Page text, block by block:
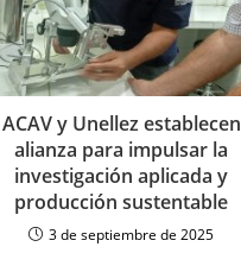
ACAV y Unellez establecen
alianza para impulsar la
investigación aplicada y
producción sustentable
3 de septiembre de 2025